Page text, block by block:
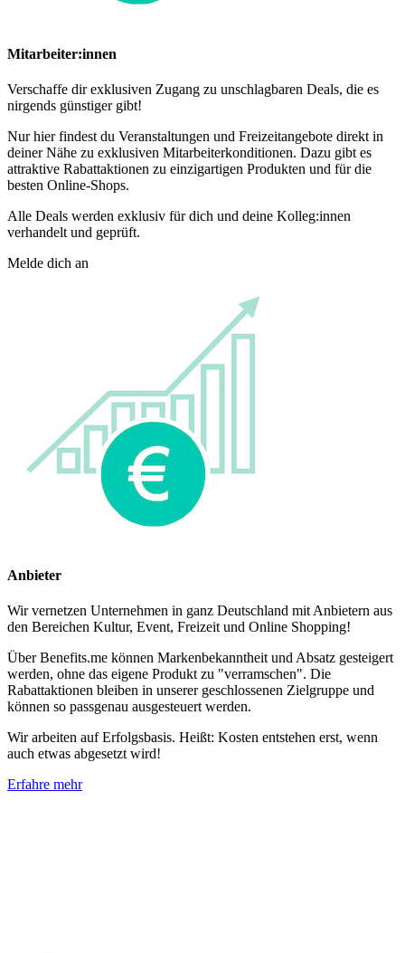
Mitarbeiter:innen
Verschaffe dir exklusiven Zugang zu unschlagbaren Deals, die es
nirgends günstiger gibt!
Nur hier findest du Veranstaltungen und Freizeitangebote direkt in
deiner Nähe zu exklusiven Mitarbeiterkonditionen. Dazu gibt es
attraktive Rabattaktionen zu einzigartigen Produkten und für die
besten Online-Shops.
Alle Deals werden exklusiv für dich und deine Kolleg:innen
verhandelt und geprüft.
Melde dich an
Anbieter
Wir vernetzen Unternehmen in ganz Deutschland mit Anbietern aus
den Bereichen Kultur, Event, Freizeit und Online Shopping!
Über Benefits.me können Markenbekanntheit und Absatz gesteigert
werden, ohne das eigene Produkt zu "verramschen". Die
Rabattaktionen bleiben in unserer geschlossenen Zielgruppe und
können so passgenau ausgesteuert werden.
Wir arbeiten auf Erfolgsbasis. Heißt: Kosten entstehen erst, wenn
auch etwas abgesetzt wird!
Erfahre mehr